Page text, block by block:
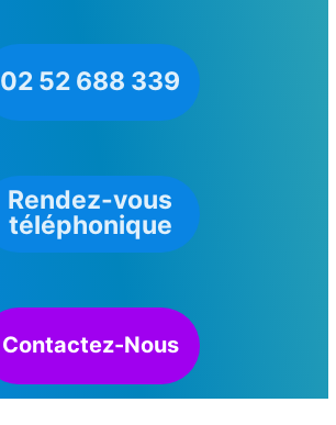
02 52 688 339
Rendez-vous
téléphonique
Contactez-Nous